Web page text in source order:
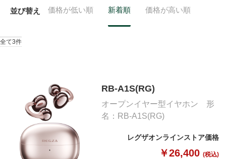
並び替え 価格が低い順 新着順 価格が高い順
全て3件
RB-A1S(RG)
オープンイヤー型イヤホン 形
名：RB-A1S(RG)
レグザオンラインストア価格
￥26,400 (税込)